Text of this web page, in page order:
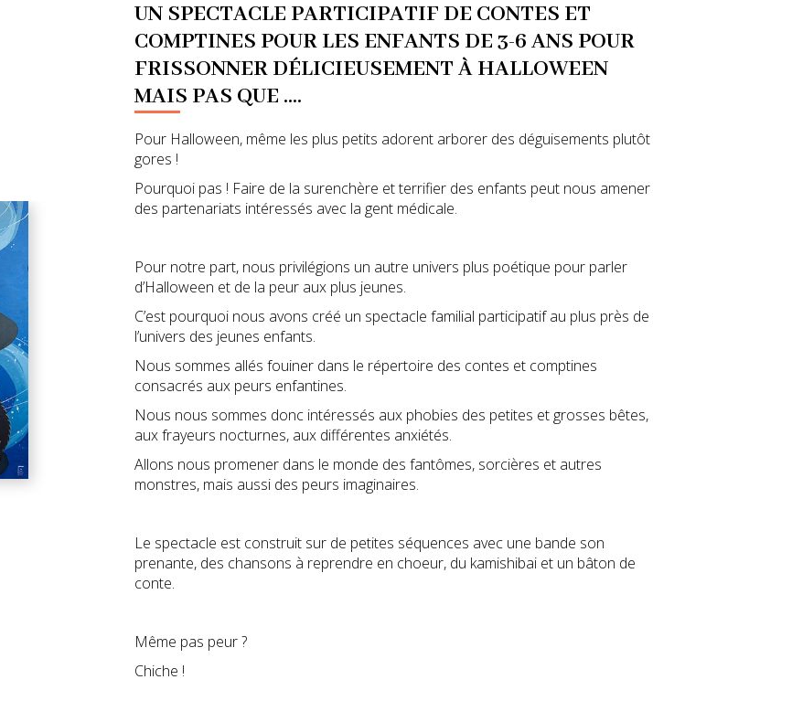
UN SPECTACLE PARTICIPATIF DE CONTES ET
COMPTINES POUR LES ENFANTS DE 3-6 ANS POUR
FRISSONNER DÉLICIEUSEMENT À HALLOWEEN
MAIS PAS QUE ....
Pour Halloween, même les plus petits adorent arborer des déguisements plutôt
gores !
Pourquoi pas ! Faire de la surenchère et terrifier des enfants peut nous amener
des partenariats intéressés avec la gent médicale.
Pour notre part, nous privilégions un autre univers plus poétique pour parler
d’Halloween et de la peur aux plus jeunes.
C’est pourquoi nous avons créé un spectacle familial participatif au plus près de
l’univers des jeunes enfants.
Nous sommes allés fouiner dans le répertoire des contes et comptines
consacrés aux peurs enfantines.
Nous nous sommes donc intéressés aux phobies des petites et grosses bêtes,
aux frayeurs nocturnes, aux différentes anxiétés.
Allons nous promener dans le monde des fantômes, sorcières et autres
monstres, mais aussi des peurs imaginaires.
Le spectacle est construit sur de petites séquences avec une bande son
prenante, des chansons à reprendre en choeur, du kamishibai et un bâton de
conte.
Même pas peur ?
Chiche !